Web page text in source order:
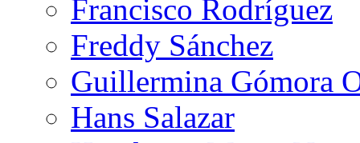
Francisco Rodríguez
Freddy Sánchez
Guillermina Gómora
Hans Salazar